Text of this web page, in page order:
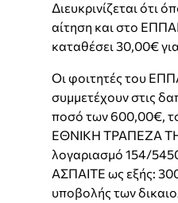
Διευκρινίζεται ότι
αίτηση και στο
καταθέσει 30,00€
Οι φοιτητές του
συμμετέχουν στις
ποσό των 600,00€,
ΕΘΝΙΚΗ ΤΡΑΠΕΖΑ
λογαριασμό 154/
ΑΣΠΑΙΤΕ ως εξής:
υποβολής των